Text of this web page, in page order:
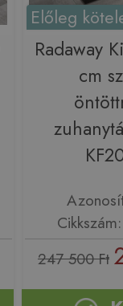
Előleg
Radaway
cm
247 500 Ft